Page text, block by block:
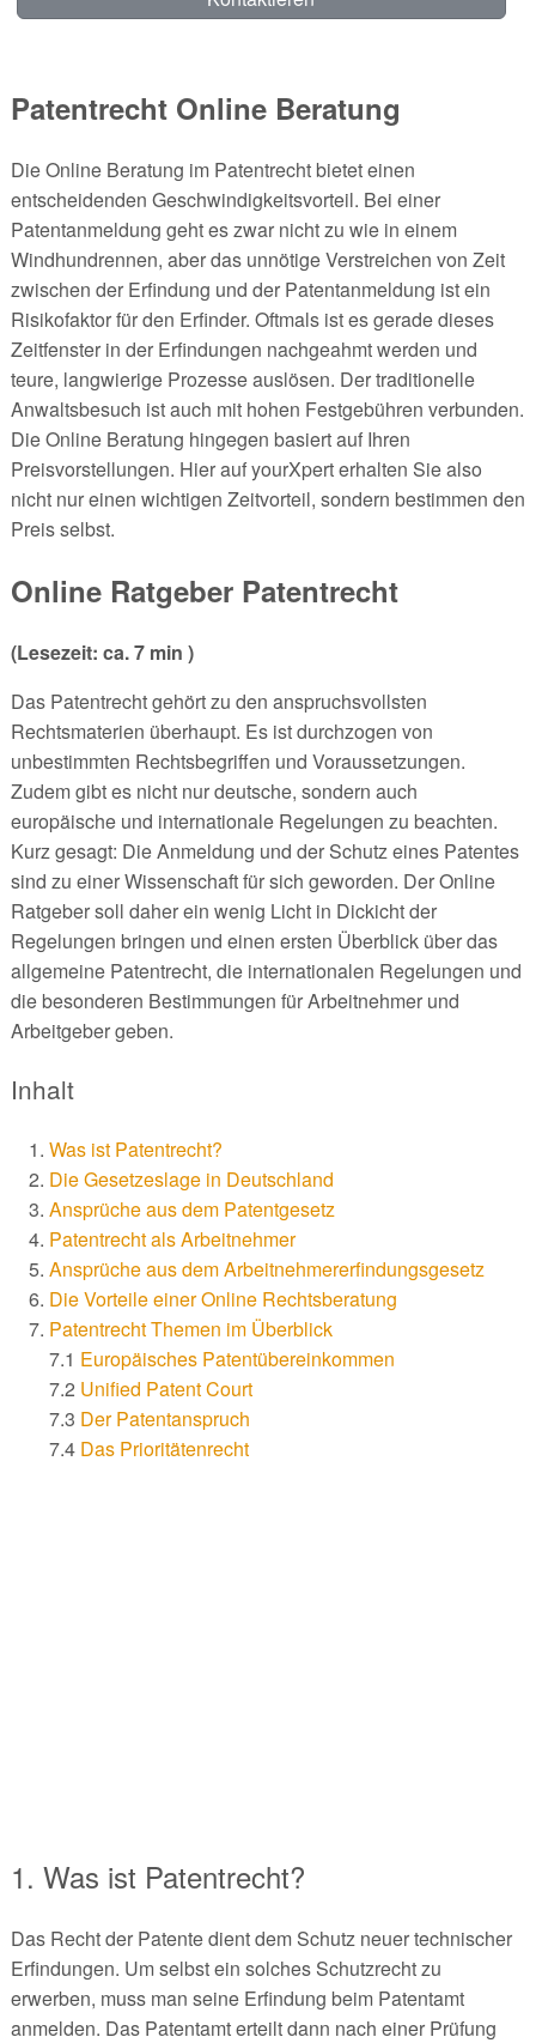
Patentrecht Online Beratung
Die Online Beratung im Patentrecht bietet einen
entscheidenden Geschwindigkeitsvorteil. Bei einer
Patentanmeldung geht es zwar nicht zu wie in einem
Windhundrennen, aber das unnötige Verstreichen von Zeit
zwischen der Erfindung und der Patentanmeldung ist ein
Risikofaktor für den Erfinder. Oftmals ist es gerade dieses
Zeitfenster in der Erfindungen nachgeahmt werden und
teure, langwierige Prozesse auslösen. Der traditionelle
Anwaltsbesuch ist auch mit hohen Festgebühren verbunden.
Die Online Beratung hingegen basiert auf Ihren
Preisvorstellungen. Hier auf yourXpert erhalten Sie also
nicht nur einen wichtigen Zeitvorteil, sondern bestimmen den
Preis selbst.
Online Ratgeber Patentrecht
(Lesezeit: ca. 7 min )
Das Patentrecht gehört zu den anspruchsvollsten
Rechtsmaterien überhaupt. Es ist durchzogen von
unbestimmten Rechtsbegriffen und Voraussetzungen.
Zudem gibt es nicht nur deutsche, sondern auch
europäische und internationale Regelungen zu beachten.
Kurz gesagt: Die Anmeldung und der Schutz eines Patentes
sind zu einer Wissenschaft für sich geworden. Der Online
Ratgeber soll daher ein wenig Licht in Dickicht der
Regelungen bringen und einen ersten Überblick über das
allgemeine Patentrecht, die internationalen Regelungen und
die besonderen Bestimmungen für Arbeitnehmer und
Arbeitgeber geben.
Inhalt
Was ist Patentrecht?
Die Gesetzeslage in Deutschland
Ansprüche aus dem Patentgesetz
Patentrecht als Arbeitnehmer
Ansprüche aus dem Arbeitnehmererfindungsgesetz
Die Vorteile einer Online Rechtsberatung
Patentrecht Themen im Überblick
7.1 Europäisches Patentübereinkommen
7.2 Unified Patent Court
7.3 Der Patentanspruch
7.4 Das Prioritätenrecht
1. Was ist Patentrecht?
Das Recht der Patente dient dem Schutz neuer technischer
Erfindungen. Um selbst ein solches Schutzrecht zu
erwerben, muss man seine Erfindung beim Patentamt
anmelden. Das Patentamt erteilt dann nach einer Prüfung